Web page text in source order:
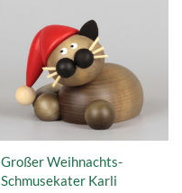
Großer Weihnachts-
Schmusekater Karli